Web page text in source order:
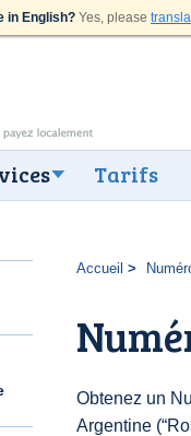
in English? Yes, please
Tarifs
Accueil
Obtenez un
Argentine